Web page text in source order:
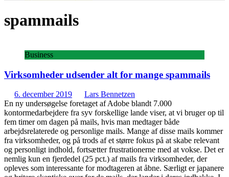
spammails
Business
Virksomheder udsender alt for mange spammails
6. december 2019
Lars Bennetzen
En ny undersøgelse foretaget af Adobe blandt 7.000
kontormedarbejdere fra syv forskellige lande viser, at vi bruger op til
fem timer om dagen på mails, hvis man medtager både
arbejdsrelaterede og personlige mails. Mange af disse mails kommer
fra virksomheder, og på trods af et større fokus på at skabe relevant
og personligt indhold, fortsætter frustrationerne med at vokse. Det er
nemlig kun en fjerdedel (25 pct.) af mails fra virksomheder, der
opleves som interessante for modtageren at åbne. Særligt er japanere